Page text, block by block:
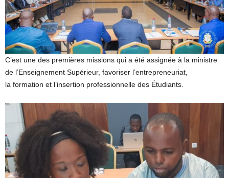
C’est une des premières missions qui a été assignée à la ministre
de l’Enseignement Supérieur, favoriser l’entrepreneuriat,
la formation et l’insertion professionnelle des Étudiants.